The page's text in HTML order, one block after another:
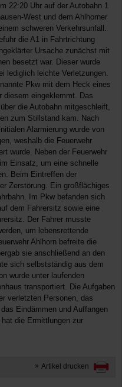
22:20 Uhr auf der Autobahn 1
West und dem Ahlhorner
schweren Verkehrsunfall.
die A1 in Fahrtrichtung
Ursache zunächst mit
besetzt war. Dieser wurde
lediglich leichte Verletzungen.
Pkw mit dem Heck eines
diesem eingeklemmt. Das
die Autobahn mitgeschleift,
zum Stillstand kam. Nach
Alarmierung wurde von
weshalb die Feuerwehr
wurde. Neben der Feuerwehr
Einsatz, um eine schnelle
Beim Eintreffen der
Zerstörung. Ein großflächiges
Im Pkw befanden sich
dem Fahrersitz sowie eine
Der Fahrer musste
um lebensrettende
Ahlhorn befreite die
sie anschließend an den
sich selbstständig aus dem
wurde unter laufenden
transportiert. Die Aufgaben
verletzten Personen, das
Eindämmen und Auffangen
die Ermittlungen zur
Artikel drucken